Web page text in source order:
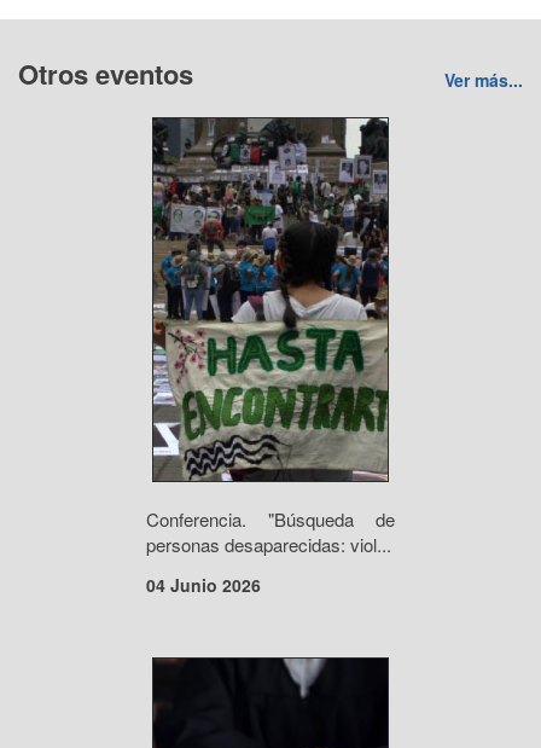
Otros eventos Ver más...
Conferencia. "Búsqueda de
personas desaparecidas: viol...
04 Junio 2026